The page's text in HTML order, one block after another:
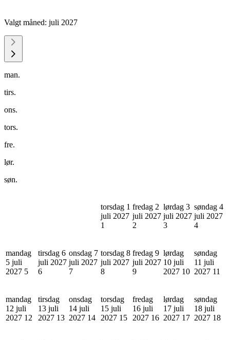
Valgt måned: juli 2027
man.
tirs.
ons.
tors.
fre.
lør.
søn.
torsdag 1
juli 2027
1
fredag 2
juli 2027
2
lørdag 3
juli 2027
3
søndag 4
juli 2027
4
mandag
5 juli
2027 5
tirsdag 6
juli 2027
6
onsdag 7
juli 2027
7
torsdag 8
juli 2027
8
fredag 9
juli 2027
9
lørdag
10 juli
2027 10
søndag
11 juli
2027 11
mandag
12 juli
2027 12
tirsdag
13 juli
2027 13
onsdag
14 juli
2027 14
torsdag
15 juli
2027 15
fredag
16 juli
2027 16
lørdag
17 juli
2027 17
søndag
18 juli
2027 18